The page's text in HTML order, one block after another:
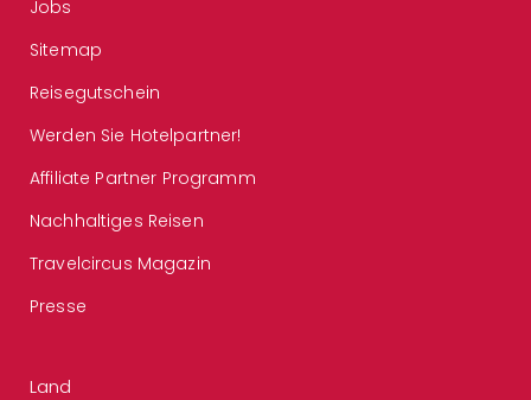
Jobs
Sitemap
Reisegutschein
Werden Sie Hotelpartner!
Affiliate Partner Programm
Nachhaltiges Reisen
Travelcircus Magazin
Presse
Land